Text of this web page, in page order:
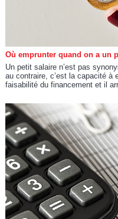
Où emprunter quand on a un
Un petit salaire n’est pas
au contraire, c’est la capacité à
faisabilité du financement et il